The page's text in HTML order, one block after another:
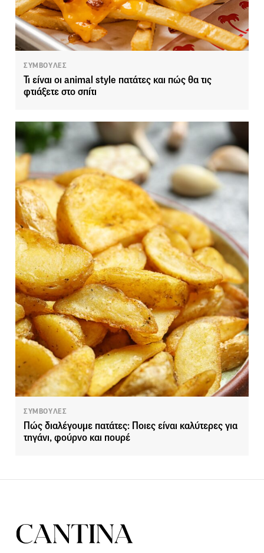
ΣΥΜΒΟΥΛΕΣ
Τι είναι οι animal style πατάτες και πώς θα τις
φτιάξετε στο σπίτι
ΣΥΜΒΟΥΛΕΣ
Πώς διαλέγουμε πατάτες: Ποιες είναι καλύτερες για
τηγάνι, φούρνο και πουρέ